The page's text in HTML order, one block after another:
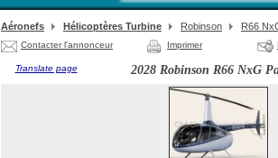
Aéronefs Hélicoptères Turbine Robinson R66
Contacter l'annonceur Imprimer
2028 Robinson R66 NxG
Translate page